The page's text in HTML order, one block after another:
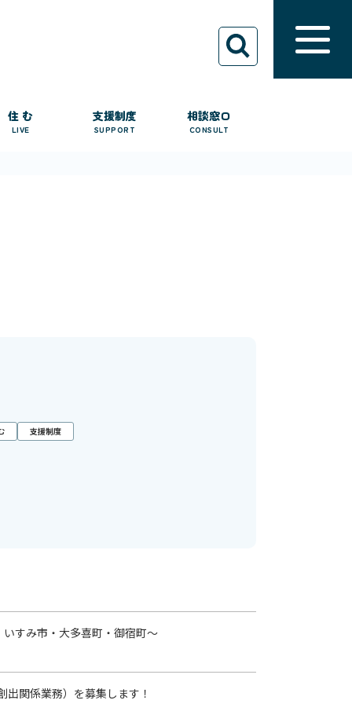
住 む
LIVE
支援制度
SUPPORT
相談窓口
CONSULT
支援制度
すみ市・大多喜町・御宿町～
出関係業務）を募集します！